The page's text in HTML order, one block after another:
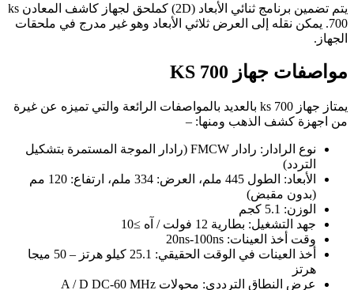
يتم تضمين برنامج ثنائي الأبعاد (2D) كملحق لجهاز كاشف المعادن ks
700. يمكن نقله إلى العرض ثلاثي الأبعاد وهو غير مدرج في ملحقات
الجهاز.
مواصفات جهاز KS 700
يمتاز جهاز ks 700 بالعديد بالمواصفات الرائعة والتي تميزه عن غيرة
من اجهزة كشف الذهب ومنها: –
نوع الرادار: رادار FMCW (رادار الموجة المستمرة بتشكيل
التردد)
الأبعاد: الطول 445 ملم، العرض: 334 ملم، ارتفاع: 120 مم
(بدون مقبض)
الوزن: 5.1 كجم
جهد التشغيل: بطارية 12 فولت / آه ≥10
وقت أخذ العينات: 20ns-100ns
أخذ العينات في الوقت الحقيقي: 25.1 كيلو هرتز – 50 ميجا
هرتز
عرض النطاق الترددي: محولات A / D DC-60 MHz